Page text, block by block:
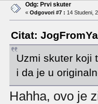
Odg: Prvi skuter
« Odgovori #7 : 14 Studeni,
Citat:
Uzmi skuter koji
i da je u
Hahha, ovo je